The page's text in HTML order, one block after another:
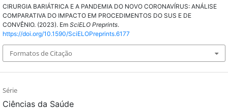
CIRURGIA BARIÁTRICA E A PANDEMIA DO NOVO CORONAVÍRUS: ANÁLISE
COMPARATIVA DO IMPACTO EM PROCEDIMENTOS DO SUS E DE
CONVÊNIO. (2023). Em SciELO Preprints.
https://doi.org/10.1590/SciELOPreprints.6177
Formatos de Citação
Série
Ciências da Saúde